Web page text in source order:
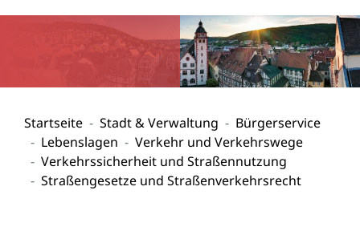
Startseite Stadt & Verwaltung
Bürgerservice
Lebenslagen
Verkehr und Verkehrswege
Verkehrssicherheit und Straßennutzung
Straßengesetze und Straßenverkehrsrecht